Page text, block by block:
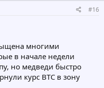
#16
многими
в начале недели
но медведи быстро
курс ВТС в зону